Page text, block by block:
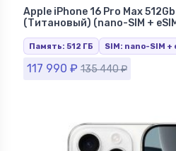
Max Natural Titanium
Max, iPhone в Ставрополе
Apple iPhone 16 Pro Max
(Титановый) (nano-SIM +
Память: 512 ГБ SIM: nano-SIM +
117 990 ₽ 135 440₽